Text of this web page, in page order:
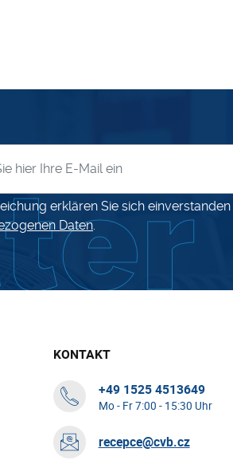
erklären Sie sich
Daten.
KONTAKT
+49 1525 4513649
Mo - Fr 7:00 - 15:30 Uhr
recepce@cvb.cz